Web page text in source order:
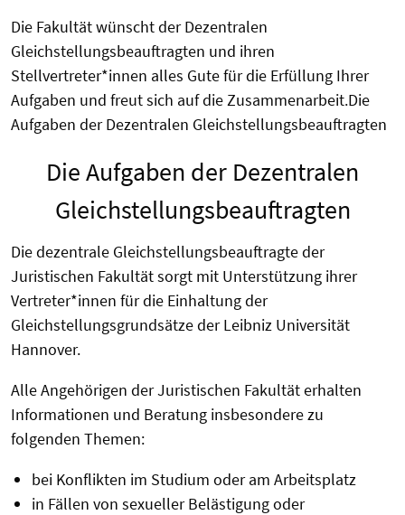
Die Fakultät wünscht der Dezentralen
Gleichstellungsbeauftragten und ihren
Stellvertreter*innen alles Gute für die Erfüllung Ihrer
Aufgaben und freut sich auf die Zusammenarbeit.Die
Aufgaben der Dezentralen Gleichstellungsbeauftragten
Die Aufgaben der Dezentralen
Gleichstellungsbeauftragten
Die dezentrale Gleichstellungsbeauftragte der
Juristischen Fakultät sorgt mit Unterstützung ihrer
Vertreter*innen für die Einhaltung der
Gleichstellungsgrundsätze der Leibniz Universität
Hannover.
Alle Angehörigen der Juristischen Fakultät erhalten
Informationen und Beratung insbesondere zu
folgenden Themen:
bei Konflikten im Studium oder am Arbeitsplatz
in Fällen von sexueller Belästigung oder